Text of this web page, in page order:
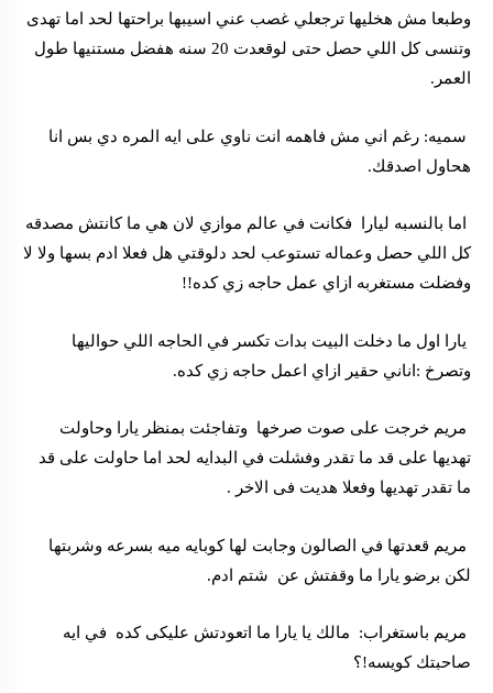
وطبعا مش هخليها ترجعلي غصب عني اسيبها براحتها لحد اما تهدى
وتنسى كل اللي حصل حتى لوقعدت 20 سنه هفضل مستنيها طول
العمر.
سميه: رغم اني مش فاهمه انت ناوي على ايه المره دي بس انا
هحاول اصدقك.
اما بالنسبه ليارا فكانت في عالم موازي لان هي ما كانتش مصدقه
كل اللي حصل وعماله تستوعب لحد دلوقتي هل فعلا ادم بسها ولا لا
وفضلت مستغربه ازاي عمل حاجه زي كده!!
يارا اول ما دخلت البيت بدات تكسر في الحاجه اللي حواليها
وتصرخ :اناني حقير ازاي اعمل حاجه زي كده.
مريم خرجت على صوت صرخها وتفاجئت بمنظر يارا وحاولت
تهديها على قد ما تقدر وفشلت في البدايه لحد اما حاولت على قد
ما تقدر تهديها وفعلا هديت فى الاخر .
مريم قعدتها في الصالون وجابت لها كوبايه ميه بسرعه وشربتها
لكن برضو يارا ما وقفتش عن شتم ادم.
مريم باستغراب: مالك يا يارا ما اتعودتش عليكى كده في ايه
صاحبتك كويسه!؟